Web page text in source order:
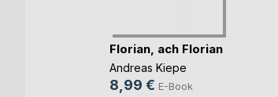
Florian, ach Florian
Andreas Kiepe
8,99 € E-Book